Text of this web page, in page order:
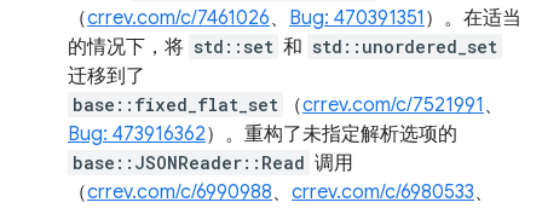
（crrev.com/c/7461026、 Bug: 470391351 ）。在适当
的情况下，将 std::set 和 std::unordered_set
迁移到了
base::fixed_flat_set （crrev.com/c/7521991 、
Bug: 473916362）。重构了未指定解析选项的
base::JSONReader::Read 调用
（crrev.com/c/6990988、 crrev.com/c/6980533、